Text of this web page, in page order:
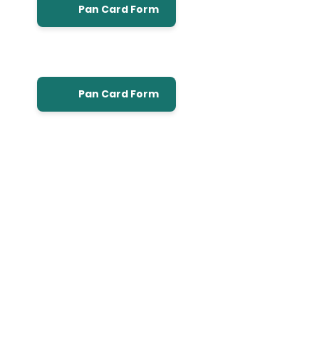
Pan Card Form
Pan Card Form